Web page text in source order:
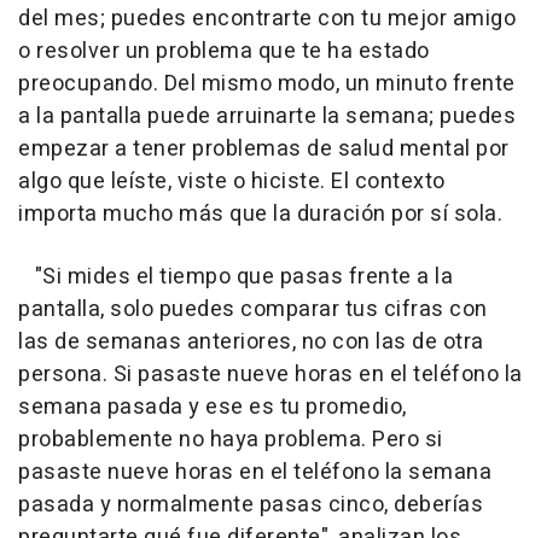
del mes; puedes encontrarte con tu mejor amigo
o resolver un problema que te ha estado
preocupando. Del mismo modo, un minuto frente
a la pantalla puede arruinarte la semana; puedes
empezar a tener problemas de salud mental por
algo que leíste, viste o hiciste. El contexto
importa mucho más que la duración por sí sola.
"Si mides el tiempo que pasas frente a la
pantalla, solo puedes comparar tus cifras con
las de semanas anteriores, no con las de otra
persona. Si pasaste nueve horas en el teléfono la
semana pasada y ese es tu promedio,
probablemente no haya problema. Pero si
pasaste nueve horas en el teléfono la semana
pasada y normalmente pasas cinco, deberías